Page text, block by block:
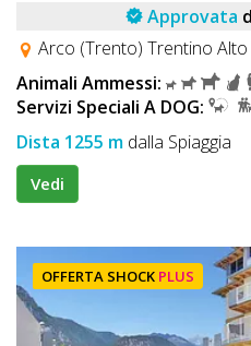
Approvata
Arco (Trento) Trentino Alto
Animali Ammessi:
Servizi Speciali A DOG:
Dista 1255 m dalla Spiaggia
Vedi
OFFERTA SHOCK PLUS